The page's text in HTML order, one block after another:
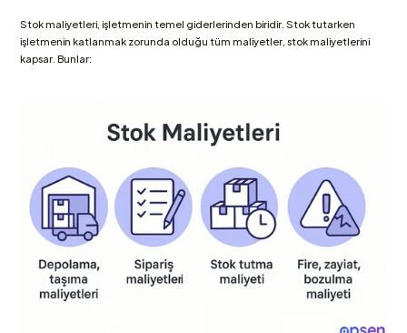
Stok maliyetleri, işletmenin temel giderlerinden biridir. Stok tutarken
işletmenin katlanmak zorunda olduğu tüm maliyetler, stok maliyetlerini
kapsar. Bunlar: